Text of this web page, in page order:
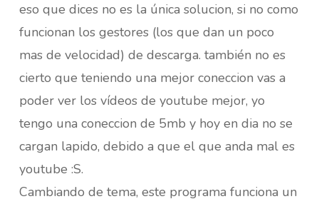
eso que dices no es la única solucion, si no como
funcionan los gestores (los que dan un poco
mas de velocidad) de descarga. también no es
cierto que teniendo una mejor coneccion vas a
poder ver los vídeos de youtube mejor, yo
tengo una coneccion de 5mb y hoy en dia no se
cargan lapido, debido a que el que anda mal es
youtube :S.
Cambiando de tema, este programa funciona un